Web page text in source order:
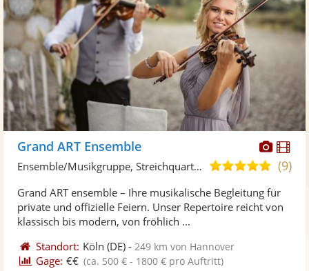
Fotos
Grand ART Ensemble
4,9
5
(9)
Ensemble/Musikgruppe, Streichquartett
Grand ART ensemble – Ihre musikalische Begleitung für
private und offizielle Feiern. Unser Repertoire reicht von
klassisch bis modern, von fröhlich ...
Standort: Köln (DE) - 249 km von Hannover
Gage: €€ (ca. 500 € - 1800 € pro Auftritt)